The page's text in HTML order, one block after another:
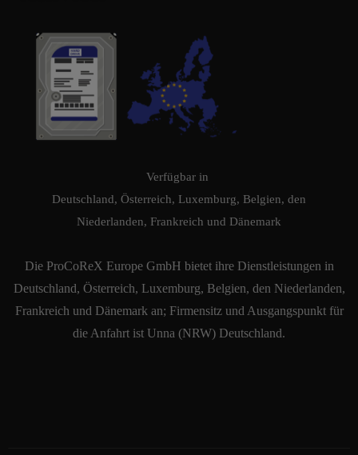
Verfügbar in
Deutschland, Österreich, Luxemburg, Belgien, den
Niederlanden, Frankreich und Dänemark
Die ProCoReX Europe GmbH bietet ihre Dienstleistungen in
Deutschland, Österreich, Luxemburg, Belgien, den Niederlanden,
Frankreich und Dänemark an; Firmensitz und Ausgangspunkt für
die Anfahrt ist Unna (NRW) Deutschland.